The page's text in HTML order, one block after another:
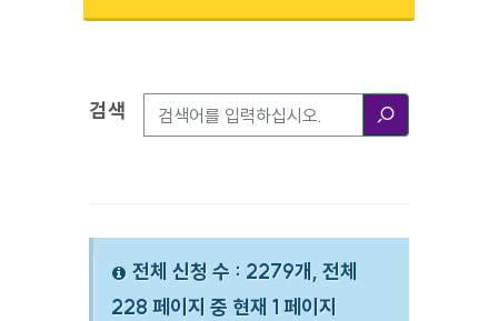
검색옵션
검색
전체 신청 수 : 2279개, 전체
228 페이지 중 현재 1 페이지